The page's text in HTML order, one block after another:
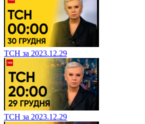
ТСН за 2023.12.29
ТСН за 2023.12.29